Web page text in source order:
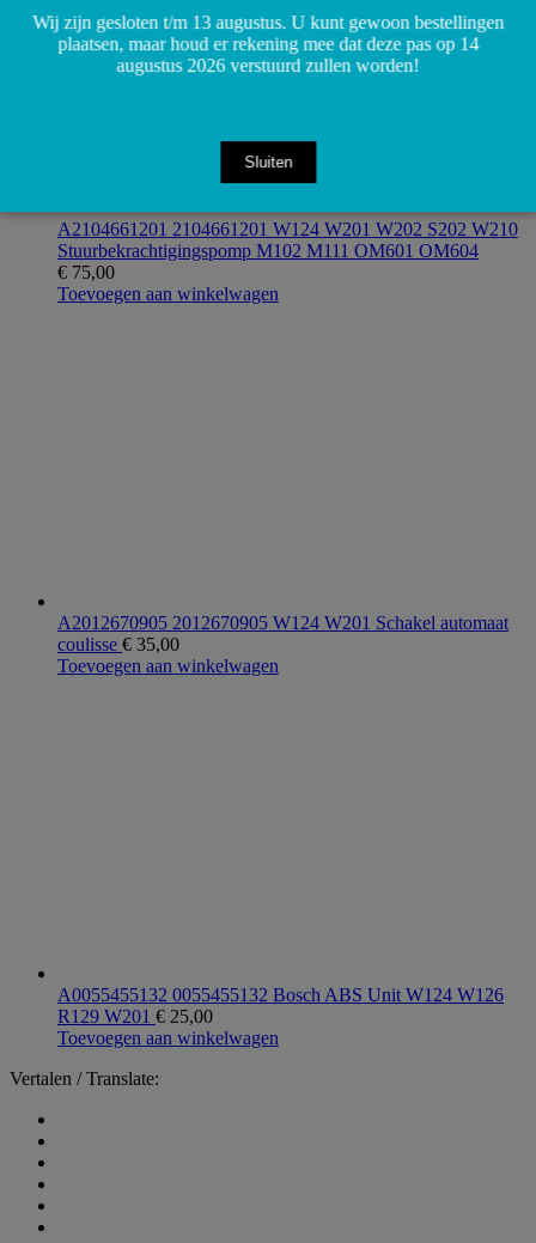
A2104661201 2104661201 W124 W201 W202 S202 W210
Stuurbekrachtigingspomp M102 M111 OM601 OM604
€ 75,00
Toevoegen aan winkelwagen
A2012670905 2012670905 W124 W201 Schakel automaat
coulisse € 35,00
Toevoegen aan winkelwagen
A0055455132 0055455132 Bosch ABS Unit W124 W126
R129 W201 € 25,00
Toevoegen aan winkelwagen
Vertalen / Translate:
Wij zijn gesloten t/m 13 augustus. U kunt gewoon bestellingen
plaatsen, maar houd er rekening mee dat deze pas op 14
augustus 2026 verstuurd zullen worden!
Sluiten